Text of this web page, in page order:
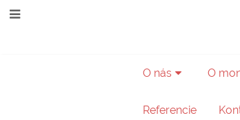
O nás O
Referencie